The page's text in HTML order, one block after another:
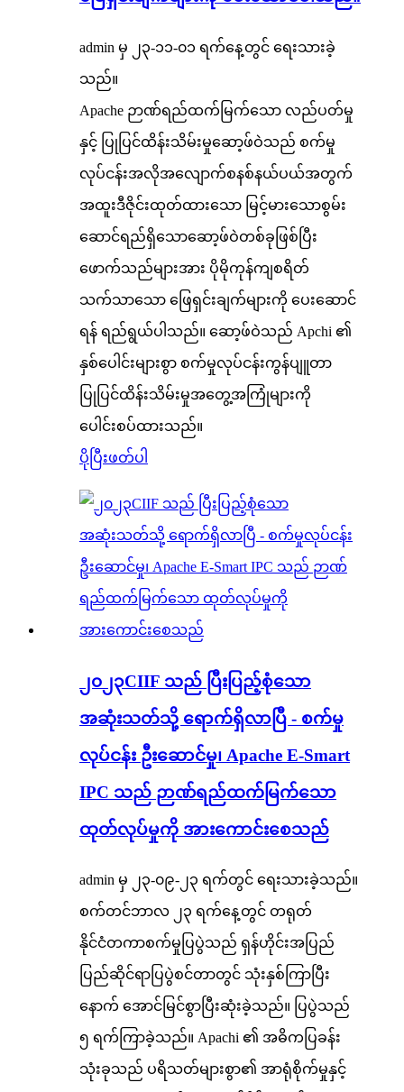
admin မှ ၂၃-၁၁-၀၁ ရက်နေ့တွင် ရေးသားခဲ့
သည်။
Apache ဉာဏ်ရည်ထက်မြက်သော လည်ပတ်မှု
နှင့် ပြုပြင်ထိန်းသိမ်းမှုဆော့ဖ်ဝဲသည် စက်မှု
လုပ်ငန်းအလိုအလျောက်စနစ်နယ်ပယ်အတွက်
အထူးဒီဇိုင်းထုတ်ထားသော မြင့်မားသောစွမ်း
ဆောင်ရည်ရှိသောဆော့ဖ်ဝဲတစ်ခုဖြစ်ပြီး
ဖောက်သည်များအား ပိုမိုကုန်ကျစရိတ်
သက်သာသော ဖြေရှင်းချက်များကို ပေးဆောင်
ရန် ရည်ရွယ်ပါသည်။ ဆော့ဖ်ဝဲသည် Apchi ၏
နှစ်ပေါင်းများစွာ စက်မှုလုပ်ငန်းကွန်ပျူတာ
ပြုပြင်ထိန်းသိမ်းမှုအတွေ့အကြုံများကို
ပေါင်းစပ်ထားသည်။
ပိုပြီးဖတ်ပါ
၂၀၂၃CIIF သည် ပြီးပြည့်စုံသော
အဆုံးသတ်သို့ ရောက်ရှိလာပြီ - စက်မှု
လုပ်ငန်း ဦးဆောင်မှု၊ Apache E-Smart
IPC သည် ဉာဏ်ရည်ထက်မြက်သော
ထုတ်လုပ်မှုကို အားကောင်းစေသည်
admin မှ ၂၃-၀၉-၂၃ ရက်တွင် ရေးသားခဲ့သည်။
စက်တင်ဘာလ ၂၃ ရက်နေ့တွင် တရုတ်
နိုင်ငံတကာစက်မှုပြပွဲသည် ရှန်ဟိုင်းအပြည်
ပြည်ဆိုင်ရာပြပွဲစင်တာတွင် သုံးနှစ်ကြာပြီး
နောက် အောင်မြင်စွာပြီးဆုံးခဲ့သည်။ ပြပွဲသည်
၅ ရက်ကြာခဲ့သည်။ Apachi ၏ အဓိကပြခန်း
သုံးခုသည် ပရိသတ်များစွာ၏ အာရုံစိုက်မှုနှင့်